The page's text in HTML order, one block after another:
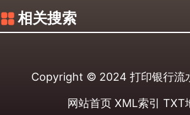
相关搜索
Copyright © 2024 打印银行流
网站首页 XML索引 TXT